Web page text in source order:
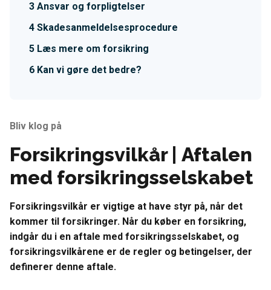
Bliv klog på
Forsikringsvilkår | Aftalen
med forsikringsselskabet
Forsikringsvilkår er vigtige at have styr på, når det
kommer til forsikringer. Når du køber en forsikring,
indgår du i en aftale med forsikringsselskabet, og
forsikringsvilkårene er de regler og betingelser, der
definerer denne aftale.
Ansvar og forpligtelser
Skadesanmeldelsesprocedure
Læs mere om forsikring
Kan vi gøre det bedre?